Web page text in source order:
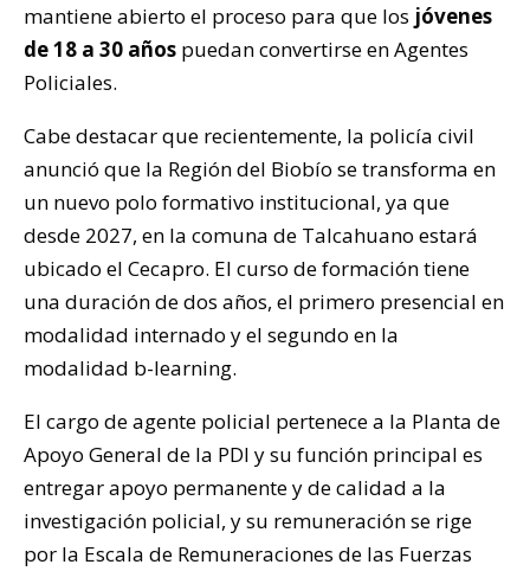
mantiene abierto el proceso para que los jóvenes
de 18 a 30 años puedan convertirse en Agentes
Policiales.
Cabe destacar que recientemente, la policía civil
anunció que la Región del Biobío se transforma en
un nuevo polo formativo institucional, ya que
desde 2027, en la comuna de Talcahuano estará
ubicado el Cecapro. El curso de formación tiene
una duración de dos años, el primero presencial en
modalidad internado y el segundo en la
modalidad b-learning.
El cargo de agente policial pertenece a la Planta de
Apoyo General de la PDI y su función principal es
entregar apoyo permanente y de calidad a la
investigación policial, y su remuneración se rige
por la Escala de Remuneraciones de las Fuerzas